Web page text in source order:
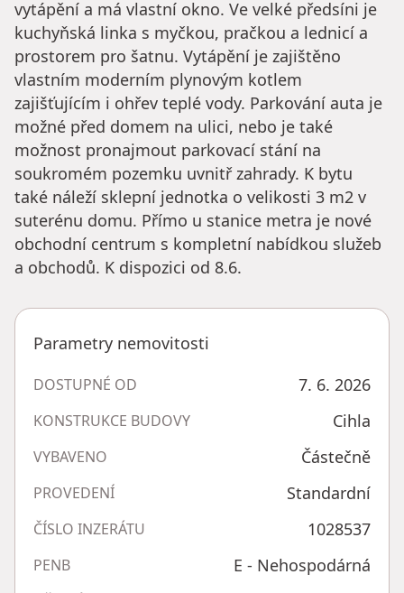
vytápění a má vlastní okno. Ve velké předsíni je
kuchyňská linka s myčkou, pračkou a lednicí a
prostorem pro šatnu. Vytápění je zajištěno
vlastním moderním plynovým kotlem
zajišťujícím i ohřev teplé vody. Parkování auta je
možné před domem na ulici, nebo je také
možnost pronajmout parkovací stání na
soukromém pozemku uvnitř zahrady. K bytu
také náleží sklepní jednotka o velikosti 3 m2 v
suterénu domu. Přímo u stanice metra je nové
obchodní centrum s kompletní nabídkou služeb
a obchodů. K dispozici od 8.6.
Parametry nemovitosti
DOSTUPNÉ OD 7. 6. 2026
KONSTRUKCE BUDOVY Cihla
VYBAVENO Částečně
PROVEDENÍ Standardní
ČÍSLO INZERÁTU 1028537
PENB E - Nehospodárná